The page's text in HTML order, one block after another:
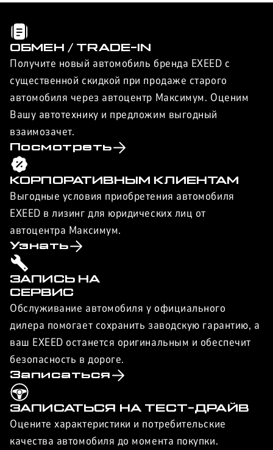
ОБМЕН / TRADE-IN
Получите новый автомобиль бренда EXEED с
существенной скидкой при продаже старого
автомобиля через автоцентр Максимум. Оценим
Вашу автотехнику и предложим выгодный
взаимозачет.
Посмотреть
КОРПОРАТИВНЫМ КЛИЕНТАМ
Выгодные условия приобретения автомобиля
EXEED в лизинг для юридических лиц от
автоцентра Максимум.
Узнать
ЗАПИСЬ НА
СЕРВИС
Обслуживание автомобиля у официального
дилера помогает сохранить заводскую гарантию, а
ваш EXEED останется оригинальным и обеспечит
безопасность в дороге.
Записаться
ЗАПИСАТЬСЯ НА ТЕСТ-ДРАЙВ
Оцените характеристики и потребительские
качества автомобиля до момента покупки.